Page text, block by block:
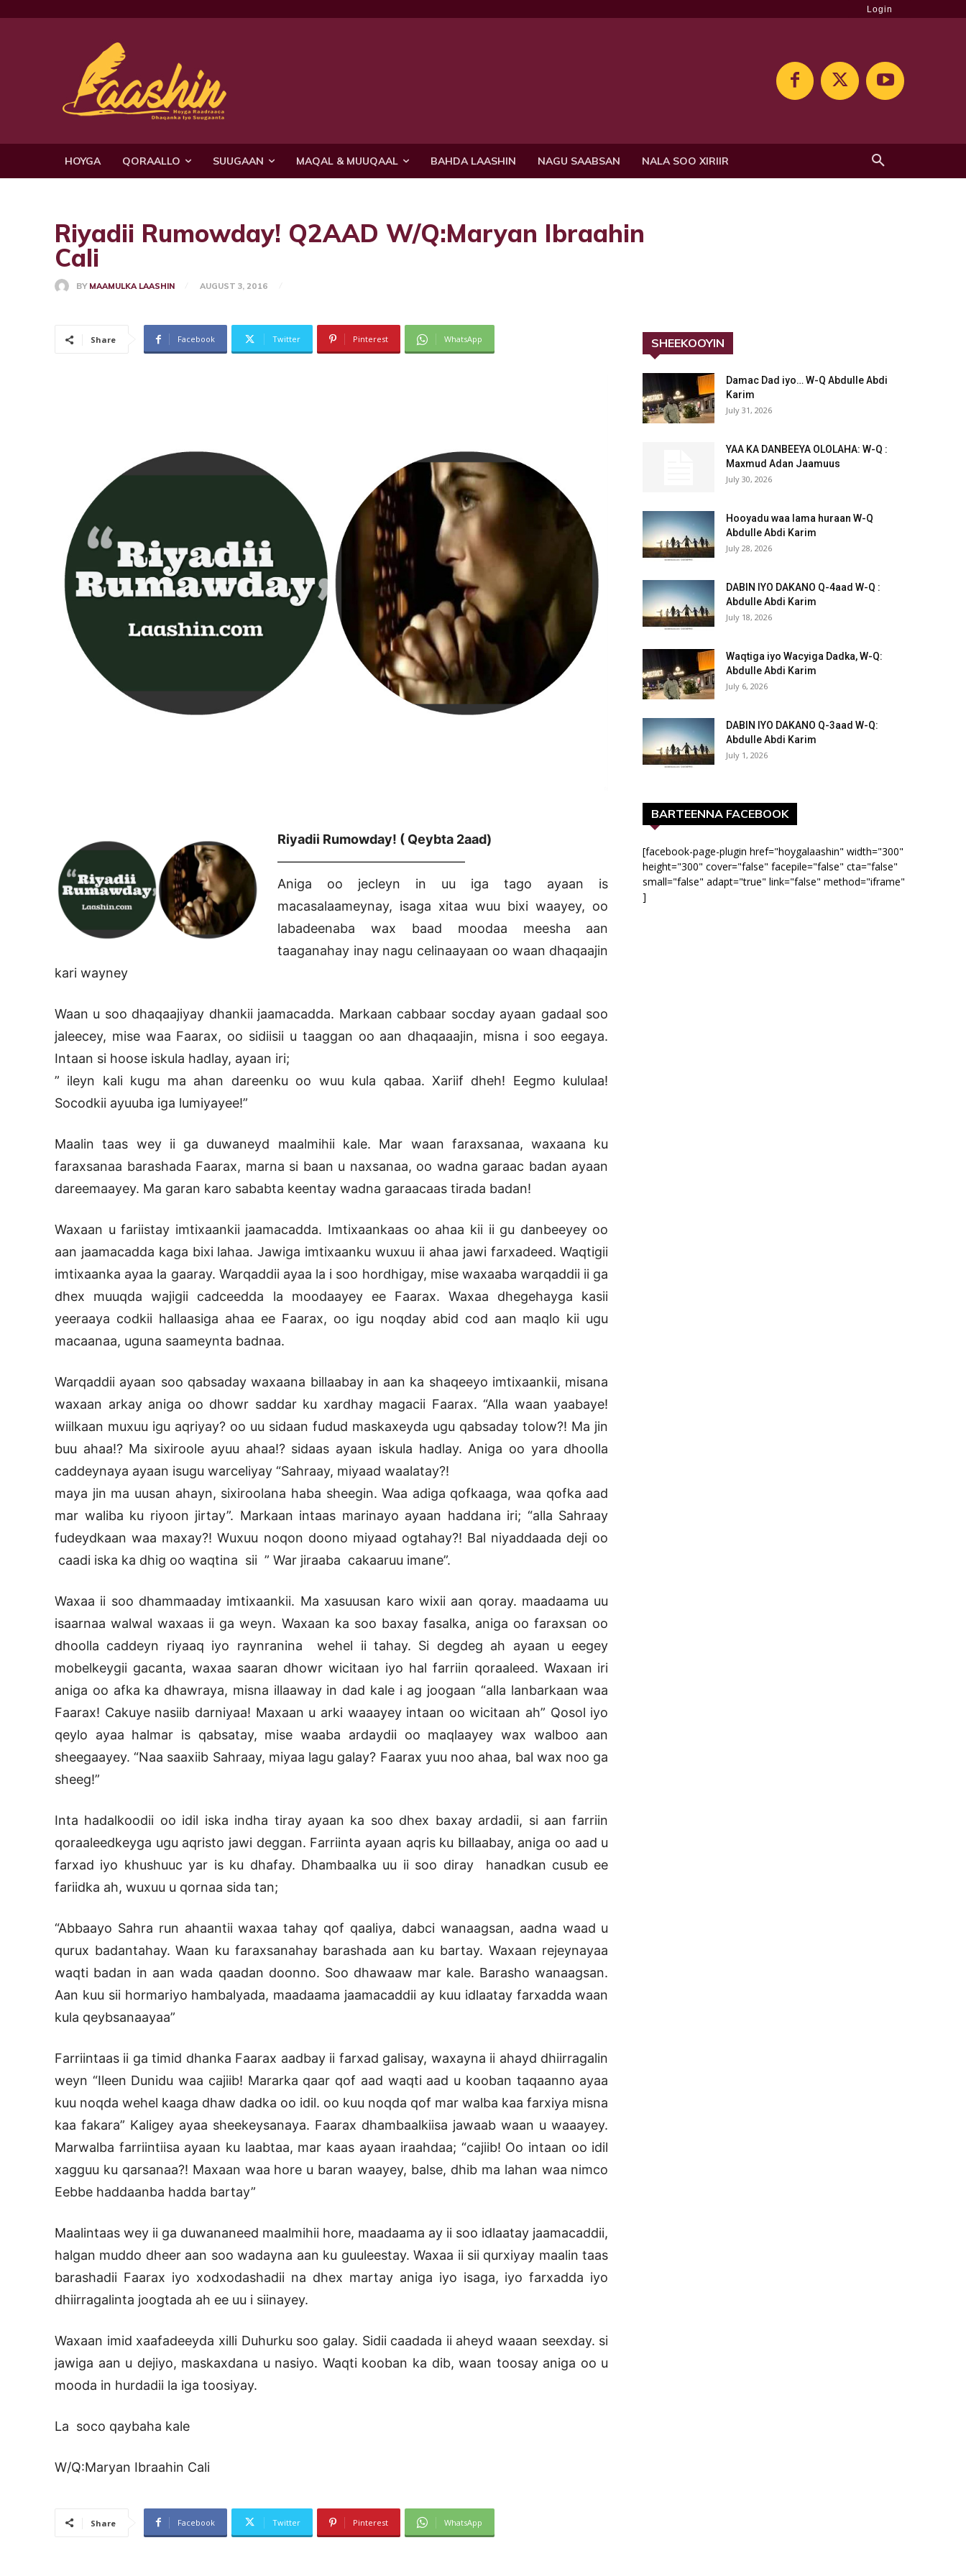
Login
HOYGA QORAALLO SUUGAAN MAQAL & MUUQAAL BAHDA LAASHIN NAGU SAABSAN NALA SOO XIRIIR
Riyadii Rumowday! Q2AAD W/Q:Maryan Ibraahin
Cali
BY MAAMULKA LAASHIN AUGUST 3, 2016
Share Facebook Twitter Pinterest WhatsApp
Riyadii Rumowday! ( Qeybta 2aad)
——————————————–
Aniga oo jecleyn in uu iga tago ayaan is
macasalaameynay, isaga xitaa wuu bixi waayey, oo
labadeenaba wax baad moodaa meesha aan
taaganahay inay nagu celinaayaan oo waan dhaqaajin
kari wayney
Waan u soo dhaqaajiyay dhankii jaamacadda. Markaan cabbaar socday ayaan gadaal soo
jaleecey, mise waa Faarax, oo sidiisii u taaggan oo aan dhaqaaajin, misna i soo eegaya.
Intaan si hoose iskula hadlay, ayaan iri;
” ileyn kali kugu ma ahan dareenku oo wuu kula qabaa. Xariif dheh! Eegmo kululaa!
Socodkii ayuuba iga lumiyayee!”
Maalin taas wey ii ga duwaneyd maalmihii kale. Mar waan faraxsanaa, waxaana ku
faraxsanaa barashada Faarax, marna si baan u naxsanaa, oo wadna garaac badan ayaan
dareemaayey. Ma garan karo sababta keentay wadna garaacaas tirada badan!
Waxaan u fariistay imtixaankii jaamacadda. Imtixaankaas oo ahaa kii ii gu danbeeyey oo
aan jaamacadda kaga bixi lahaa. Jawiga imtixaanku wuxuu ii ahaa jawi farxadeed. Waqtigii
imtixaanka ayaa la gaaray. Warqaddii ayaa la i soo hordhigay, mise waxaaba warqaddii ii ga
dhex muuqda wajigii cadceedda la moodaayey ee Faarax. Waxaa dhegehayga kasii
yeeraaya codkii hallaasiga ahaa ee Faarax, oo igu noqday abid cod aan maqlo kii ugu
macaanaa, uguna saameynta badnaa.
Warqaddii ayaan soo qabsaday waxaana billaabay in aan ka shaqeeyo imtixaankii, misana
waxaan arkay aniga oo dhowr saddar ku xardhay magacii Faarax. “Alla waan yaabaye!
wiilkaan muxuu igu aqriyay? oo uu sidaan fudud maskaxeyda ugu qabsaday tolow?! Ma jin
buu ahaa!? Ma sixiroole ayuu ahaa!? sidaas ayaan iskula hadlay. Aniga oo yara dhoolla
caddeynaya ayaan isugu warceliyay “Sahraay, miyaad waalatay?!
maya jin ma uusan ahayn, sixiroolana haba sheegin. Waa adiga qofkaaga, waa qofka aad
mar waliba ku riyoon jirtay”. Markaan intaas marinayo ayaan haddana iri; “alla Sahraay
fudeydkaan waa maxay?! Wuxuu noqon doono miyaad ogtahay?! Bal niyaddaada deji oo
caadi iska ka dhig oo waqtina sii ” War jiraaba cakaaruu imane”.
Waxaa ii soo dhammaaday imtixaankii. Ma xasuusan karo wixii aan qoray. maadaama uu
isaarnaa walwal waxaas ii ga weyn. Waxaan ka soo baxay fasalka, aniga oo faraxsan oo
dhoolla caddeyn riyaaq iyo raynranina wehel ii tahay. Si degdeg ah ayaan u eegey
mobelkeygii gacanta, waxaa saaran dhowr wicitaan iyo hal farriin qoraaleed. Waxaan iri
aniga oo afka ka dhawraya, misna illaaway in dad kale i ag joogaan “alla lanbarkaan waa
Faarax! Cakuye nasiib darniyaa! Maxaan u arki waaayey intaan oo wicitaan ah” Qosol iyo
qeylo ayaa halmar is qabsatay, mise waaba ardaydii oo maqlaayey wax walboo aan
sheegaayey. “Naa saaxiib Sahraay, miyaa lagu galay? Faarax yuu noo ahaa, bal wax noo ga
sheeg!”
Inta hadalkoodii oo idil iska indha tiray ayaan ka soo dhex baxay ardadii, si aan farriin
qoraaleedkeyga ugu aqristo jawi deggan. Farriinta ayaan aqris ku billaabay, aniga oo aad u
farxad iyo khushuuc yar is ku dhafay. Dhambaalka uu ii soo diray hanadkan cusub ee
fariidka ah, wuxuu u qornaa sida tan;
“Abbaayo Sahra run ahaantii waxaa tahay qof qaaliya, dabci wanaagsan, aadna waad u
qurux badantahay. Waan ku faraxsanahay barashada aan ku bartay. Waxaan rejeynayaa
waqti badan in aan wada qaadan doonno. Soo dhawaaw mar kale. Barasho wanaagsan.
Aan kuu sii hormariyo hambalyada, maadaama jaamacaddii ay kuu idlaatay farxadda waan
kula qeybsanaayaa”
Farriintaas ii ga timid dhanka Faarax aadbay ii farxad galisay, waxayna ii ahayd dhiirragalin
weyn “Ileen Dunidu waa cajiib! Mararka qaar qof aad waqti aad u kooban taqaanno ayaa
kuu noqda wehel kaaga dhaw dadka oo idil. oo kuu noqda qof mar walba kaa farxiya misna
kaa fakara” Kaligey ayaa sheekeysanaya. Faarax dhambaalkiisa jawaab waan u waaayey.
Marwalba farriintiisa ayaan ku laabtaa, mar kaas ayaan iraahdaa; “cajiib! Oo intaan oo idil
xagguu ku qarsanaa?! Maxaan waa hore u baran waayey, balse, dhib ma lahan waa nimco
Eebbe haddaanba hadda bartay”
Maalintaas wey ii ga duwananeed maalmihii hore, maadaama ay ii soo idlaatay jaamacaddii,
halgan muddo dheer aan soo wadayna aan ku guuleestay. Waxaa ii sii qurxiyay maalin taas
barashadii Faarax iyo xodxodashadii na dhex martay aniga iyo isaga, iyo farxadda iyo
dhiirragalinta joogtada ah ee uu i siinayey.
Waxaan imid xaafadeeyda xilli Duhurku soo galay. Sidii caadada ii aheyd waaan seexday. si
jawiga aan u dejiyo, maskaxdana u nasiyo. Waqti kooban ka dib, waan toosay aniga oo u
mooda in hurdadii la iga toosiyay.
La soco qaybaha kale
W/Q:Maryan Ibraahin Cali
Share Facebook Twitter Pinterest WhatsApp
SHEEKOOYIN
Damac Dad iyo… W-Q Abdulle Abdi
Karim
July 31, 2026
YAA KA DANBEEYA OLOLAHA: W-Q :
Maxmud Adan Jaamuus
July 30, 2026
Hooyadu waa lama huraan W-Q
Abdulle Abdi Karim
July 28, 2026
DABIN IYO DAKANO Q-4aad W-Q :
Abdulle Abdi Karim
July 18, 2026
Waqtiga iyo Wacyiga Dadka, W-Q:
Abdulle Abdi Karim
July 6, 2026
DABIN IYO DAKANO Q-3aad W-Q:
Abdulle Abdi Karim
July 1, 2026
BARTEENNA FACEBOOK
[facebook-page-plugin href="hoygalaashin" width="300"
height="300" cover="false" facepile="false" cta="false"
small="false" adapt="true" link="false" method="iframe"
]